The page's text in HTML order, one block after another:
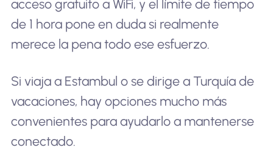
acceso gratuito a WiFi, y el límite de tiempo
de 1 hora pone en duda si realmente
merece la pena todo ese esfuerzo.
Si viaja a Estambul o se dirige a Turquía de
vacaciones, hay opciones mucho más
convenientes para ayudarlo a mantenerse
conectado.